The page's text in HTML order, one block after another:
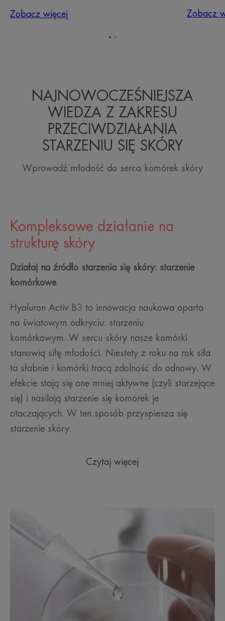
Zobacz więcej Zobacz
NAJNOWOCZEŚNIEJSZA
WIEDZA Z ZAKRESU
PRZECIWDZIAŁANIA
STARZENIU SIĘ SKÓRY
Wprowadź młodość do serca komórek skóry
Kompleksowe działanie na
strukturę skóry
Działaj na źródło starzenia się skóry: starzenie
komórkowe
Hyaluron Activ B3 to innowacja naukowa oparta
na światowym odkryciu: starzeniu
komórkowym. W sercu skóry nasze komórki
stanowią siłę młodości. Niestety z roku na rok siła
ta słabnie i komórki tracą zdolność do odnowy. W
efekcie stają się one mniej aktywne (czyli starzejące
się) i nasilają starzenie się komórek je
otaczających. W ten sposób przyspiesza się
starzenie skóry.
Czytaj więcej